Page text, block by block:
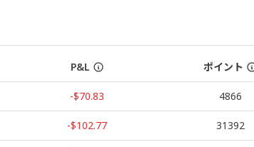
P&L ポイント
-$70.83 4866
-$102.77 31392